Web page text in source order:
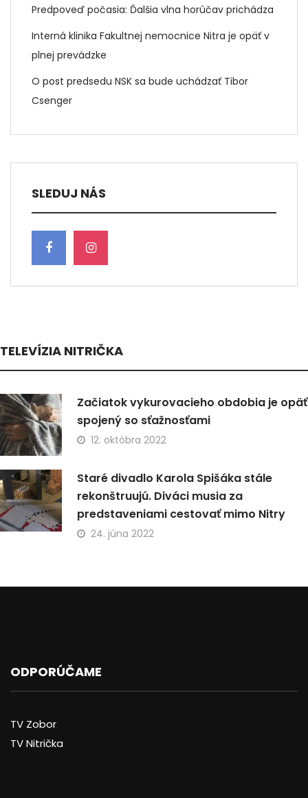
Predpoveď počasia: Ďalšia vlna horúčav prichádza
Interná klinika Fakultnej nemocnice Nitra je opäť v
plnej prevádzke
O post predsedu NSK sa bude uchádzať Tibor
Csenger
SLEDUJ NÁS
TELEVÍZIA NITRIČKA
Začiatok vykurovacieho obdobia je opäť
spojený so sťažnosťami
12. októbra 2022
Staré divadlo Karola Spišáka stále
rekonštruujú. Diváci musia za
predstaveniami cestovať mimo Nitry
24. júna 2022
ODPORÚČAME
TV Zobor
TV Nitrička